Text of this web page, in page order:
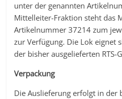
unter der genannten
Mittelleiter-Fraktion steht das
Artikelnummer 37214 zum
zur Verfügung. Die Lok eignet
der bisher ausgelieferten RTS-
Verpackung
Die Auslieferung erfolgt in der